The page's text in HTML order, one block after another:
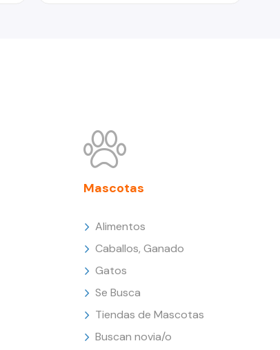
Mascotas
Alimentos
Caballos, Ganado
Gatos
Se Busca
Tiendas de Mascotas
Buscan novia/o